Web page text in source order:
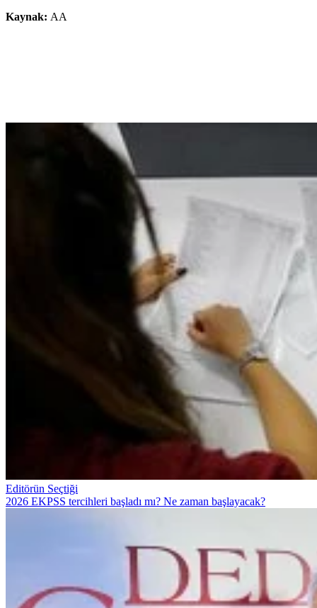
Kaynak: AA
Editörün Seçtiği
2026 EKPSS tercihleri başladı mı? Ne zaman başlayacak?